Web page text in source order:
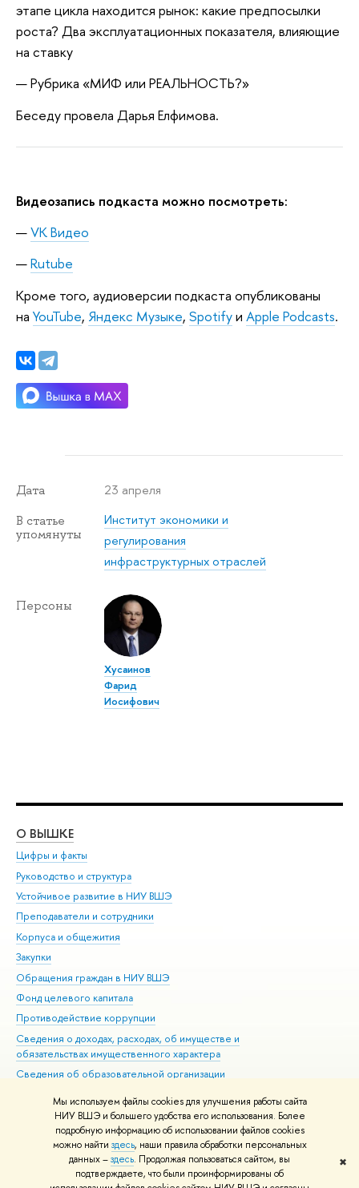
Мы используем файлы cookies для улучшения работы сайта
НИУ ВШЭ и большего удобства его использования. Более
подробную информацию об использовании файлов cookies
можно найти здесь, наши правила обработки персональных
данных –здесь. Продолжая пользоваться сайтом, вы
подтверждаете, что были проинформированы об
✖
этапе цикла находится рынок: какие предпосылки
роста? Два эксплуатационных показателя, влияющие
на ставку
Рубрика «МИФ или РЕАЛЬНОСТЬ?»
Беседу провела Дарья Елфимова.
Видеозапись подкаста можно посмотреть:
VK Видео
Rutube
Кроме того, аудиоверсии подкаста опубликованы
на YouTube, Яндекс Музыке, Spotifyи Apple Podcasts.
Дата 23 апреля
В статье
упомянуты
Институт экономики и
регулирования
инфраструктурных отраслей
Персоны
Хусаинов
Фарид
Иосифович
О ВЫШКЕ
Цифры и факты
Руководство и структура
Устойчивое развитие в НИУ ВШЭ
Преподаватели и сотрудники
Корпуса и общежития
Закупки
Обращения граждан в НИУ ВШЭ
Фонд целевого капитала
Противодействие коррупции
Сведения о доходах, расходах, об имуществе и
обязательствах имущественного характера
Сведения об образовательной организации
Людям с ограниченными возможностями здоровья
Единая платежная страница
Работа в Вышке